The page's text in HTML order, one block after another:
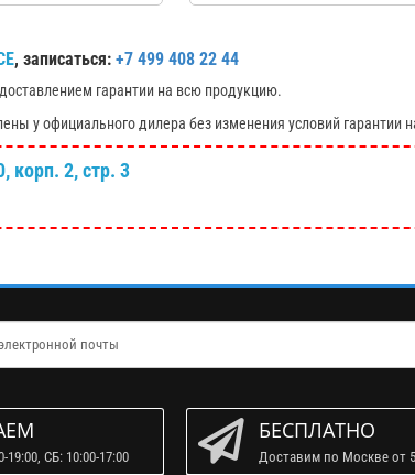
, записаться: +7 499 408 22 44
гарантии на всю продукцию.
у официального дилера без изменения условий гарантии
корп. 2, стр. 3
19:00, СБ: 10:00-17:00
БЕСПЛАТНО
Доставим по Москве от